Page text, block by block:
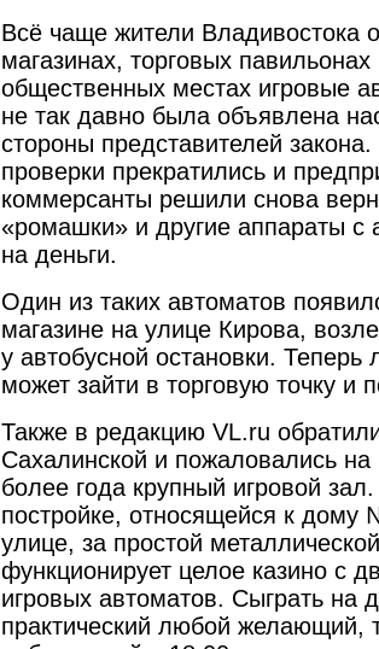
Всё чаще жители Владивостока
магазинах, торговых павильонах
общественных местах игровые
не так давно была объявлена
стороны представителей
проверки прекратились и
коммерсанты решили снова
«ромашки» и другие аппараты с
на деньги.
Один из таких автоматов
магазине на улице Кирова,
у автобусной остановки.
может зайти в торговую точку и
Также в редакцию VL.ru
Сахалинской и пожаловались
более года крупный игровой
постройке, относящейся к дому
улице, за простой
функционирует целое казино с
игровых автоматов. Сыграть на
практический любой желающий,